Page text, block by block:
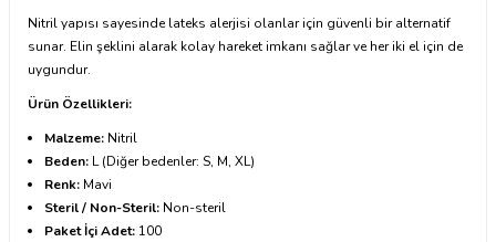
Nitril yapısı sayesinde lateks alerjisi olanlar için güvenli bir alternatif
sunar. Elin şeklini alarak kolay hareket imkanı sağlar ve her iki el için de
uygundur.
Ürün Özellikleri:
Malzeme: Nitril
Beden: L (Diğer bedenler: S, M, XL)
Renk: Mavi
Steril / Non-Steril: Non-steril
Paket İçi Adet: 100